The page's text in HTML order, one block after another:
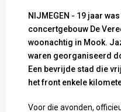
NIJMEGEN - 19 jaar
concertgebouw De
woonachtig in Mook.
waren georganiseerd
Een bevrijde stad die
het front enkele
Voor die avonden,